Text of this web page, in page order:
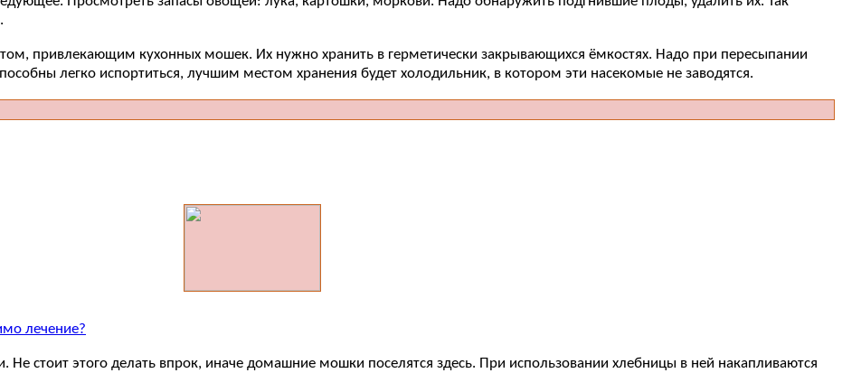
привлекающим кухонных мошек. Их нужно хранить в герметически закрывающихся ёмкостях. Надо при пересыпании
легко испортиться, лучшим местом хранения будет холодильник, в котором эти насекомые не заводятся.
лечение?
Не стоит этого делать впрок, иначе домашние мошки поселятся здесь. При использовании хлебницы в ней накапливаются